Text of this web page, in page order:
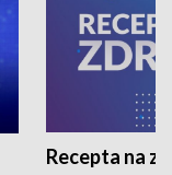
Recepta na